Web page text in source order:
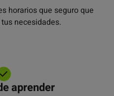
horarios que seguro que
necesidades.
aprender